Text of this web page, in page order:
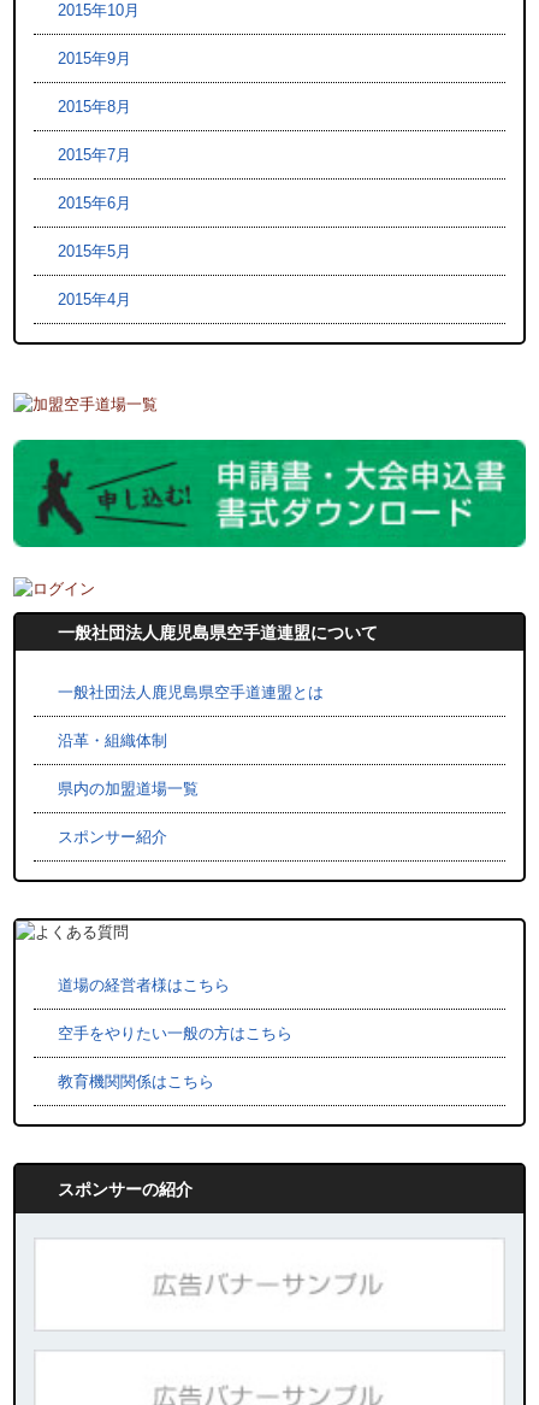
2015年10月
2015年9月
2015年8月
2015年7月
2015年6月
2015年5月
2015年4月
一般社団法人鹿児島県空手道連盟について
一般社団法人鹿児島県空手道連盟とは
沿革・組織体制
県内の加盟道場一覧
スポンサー紹介
道場の経営者様はこちら
空手をやりたい一般の方はこちら
教育機関関係はこちら
スポンサーの紹介